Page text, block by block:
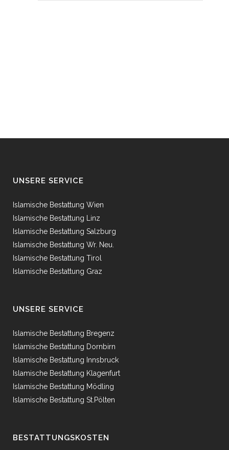
UNSERE SERVICE
Islamische Bestattung Wien
Islamische Bestattung Linz
Islamische Bestattung Salzburg
Islamische Bestattung Wr. Neu.
Islamische Bestattung Tirol
Islamische Bestattung Graz
UNSERE SERVICE
Islamische Bestattung Bregenz
Islamische Bestattung Dornbirn
Islamische Bestattung Innsbruck
Islamische Bestattung Klagenfurt
Islamische Bestattung Mödling
Islamische Bestattung St.Pölten
BESTATTUNGSKOSTEN